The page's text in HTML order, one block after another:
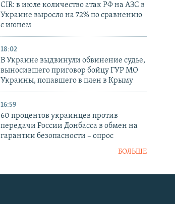
CIR: в июле количество атак РФ на АЗС в
Украине выросло на 72% по сравнению
с июнем
18:02
В Украине выдвинули обвинение судье,
выносившего приговор бойцу ГУР МО
Украины, попавшего в плен в Крыму
16:59
60 процентов украинцев против
передачи России Донбасса в обмен на
гарантии безопасности – опрос
БОЛЬШЕ